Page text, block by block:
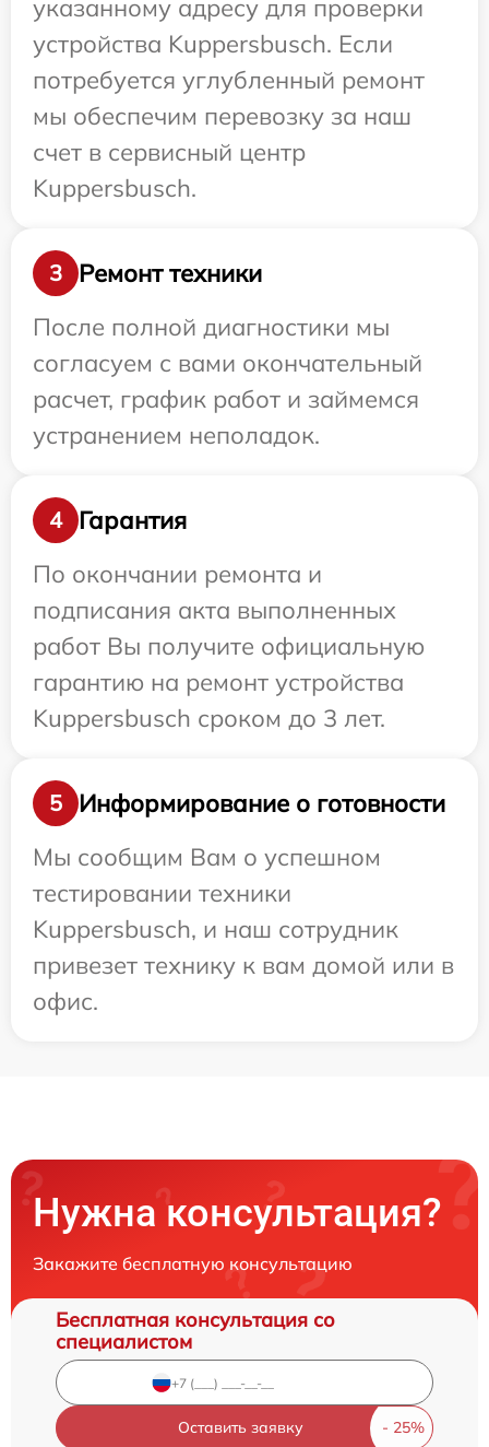
указанному адресу для проверки
устройства Kuppersbusch. Если
потребуется углубленный ремонт
мы обеспечим перевозку за наш
счет в сервисный центр
Kuppersbusch.
3
Ремонт техники
После полной диагностики мы
согласуем с вами окончательный
расчет, график работ и займемся
устранением неполадок.
4
Гарантия
По окончании ремонта и
подписания акта выполненных
работ Вы получите официальную
гарантию на ремонт устройства
Kuppersbusch сроком до 3 лет.
5
Информирование о готовности
Мы сообщим Вам о успешном
тестировании техники
Kuppersbusch, и наш сотрудник
привезет технику к вам домой или в
офис.
Нужна консультация?
Закажите бесплатную консультацию
Бесплатная консультация со
специалистом
Оставить заявку